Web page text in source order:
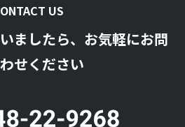
US
ましたら、お気軽にお問
せください